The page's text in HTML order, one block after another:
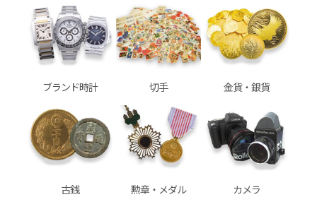
ブランド時計 切手 金貨・銀貨
古銭 勲章・メダル カメラ